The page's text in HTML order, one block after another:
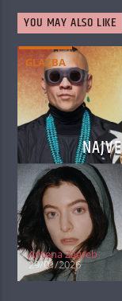
YOU MAY ALSO LIKE
GLAZBA
Antena Zagreb
29/01/2026